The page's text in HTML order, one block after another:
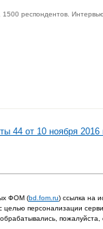
респондентов.
44 от 10 ноября 2016
ФОМ (bd.fom.ru) ссылка на
персонализации
пожалуйста,